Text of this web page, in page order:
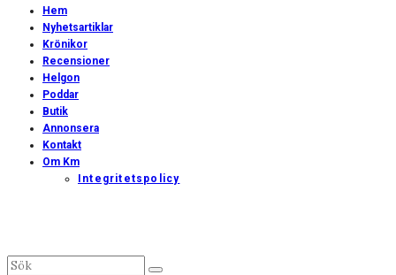
Hem
Nyhetsartiklar
Krönikor
Recensioner
Helgon
Poddar
Butik
Annonsera
Kontakt
Om Km
Integritetspolicy